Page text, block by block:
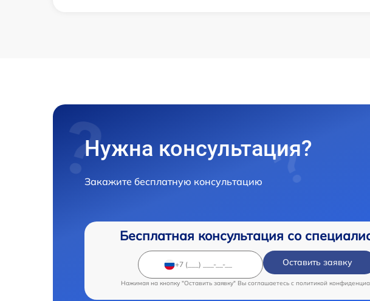
Нужна консультация?
Закажите бесплатную консультацию
Бесплатная консультация со
Оставить заявку
Нажимая на кнопку "Оставить заявку" Вы соглашаетесь c политикой